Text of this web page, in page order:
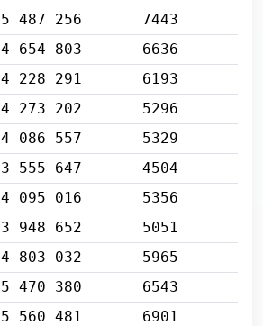
5 487 256
7443
4 654 803
6636
4 228 291
6193
4 273 202
5296
4 086 557
5329
3 555 647
4504
4 095 016
5356
3 948 652
5051
4 803 032
5965
5 470 380
6543
5 560 481
6901